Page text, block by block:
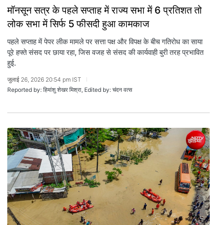
मॉनसून सत्र के पहले सप्ताह में राज्य सभा में 6 प्रतिशत तो
लोक सभा में सिर्फ 5 फीसदी हुआ कामकाज
पहले सप्ताह में पेपर लीक मामले पर सत्ता पक्ष और विपक्ष के बीच गतिरोध का साया
पूरे हफ्ते संसद पर छाया रहा, जिस वजह से संसद की कार्यवाही बुरी तरह प्रभावित
हुई.
जुलाई 26, 2026 20:54 pm IST
Reported by: हिमांशु शेखर मिश्रा, Edited by: चंदन वत्स